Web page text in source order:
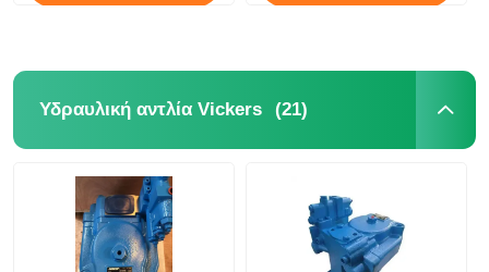
Υδραυλική αντλία Vickers (21)